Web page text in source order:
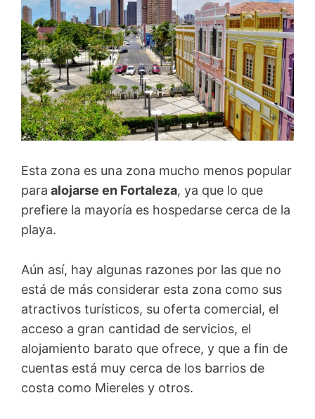
Esta zona es una zona mucho menos popular
para alojarse en Fortaleza, ya que lo que
prefiere la mayoría es hospedarse cerca de la
playa.
Aún así, hay algunas razones por las que no
está de más considerar esta zona como sus
atractivos turísticos, su oferta comercial, el
acceso a gran cantidad de servicios, el
alojamiento barato que ofrece, y que a fin de
cuentas está muy cerca de los barrios de
costa como Miereles y otros.